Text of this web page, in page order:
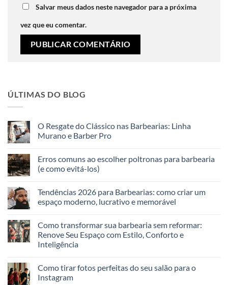
Salvar meus dados neste navegador para a próxima
vez que eu comentar.
ÚLTIMAS DO BLOG
O Resgate do Clássico nas Barbearias: Linha
Murano e Barber Pro
Erros comuns ao escolher poltronas para barbearia
(e como evitá-los)
Tendências 2026 para Barbearias: como criar um
espaço moderno, lucrativo e memorável
Como transformar sua barbearia sem reformar:
Renove Seu Espaço com Estilo, Conforto e
Inteligência
Como tirar fotos perfeitas do seu salão para o
Instagram